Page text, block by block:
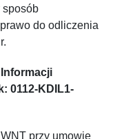
sposób
do odliczenia
0112-KDIL1-
przy umowie